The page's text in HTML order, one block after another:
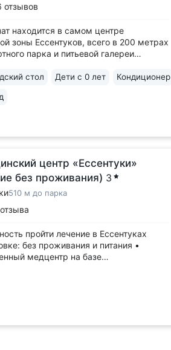
отзывов
находится в самом центре
зоны Ессентуков, всего в 200 метрах
парка и питьевой галереи
спальных корпуса
чайник, кондиционер,
стол Дети с 0 лет Кондиционер
центр «Ессентуки»
без проживания) 3
510 м до парка
пройти лечение в Ессентуках
без проживания и питания •
медцентр на базе